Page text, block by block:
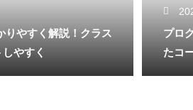
りやすく解説！クラス
やすく
プロ
たコ